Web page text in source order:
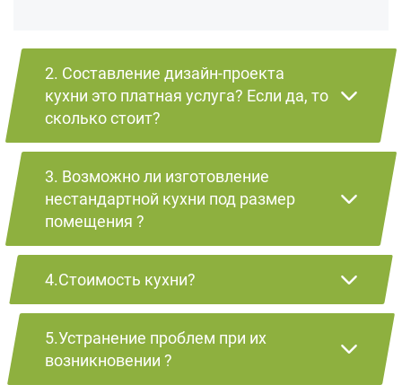
2. Составление дизайн-проекта
кухни это платная услуга? Если да, то
сколько стоит?
3. Возможно ли изготовление
нестандартной кухни под размер
помещения ?
4.Стоимость кухни?
5.Устранение проблем при их
возникновении ?